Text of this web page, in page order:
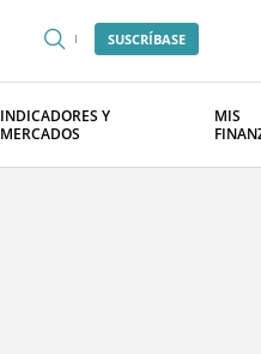
SUSCRÍBASE
INDICADORES Y
MERCADOS
MIS